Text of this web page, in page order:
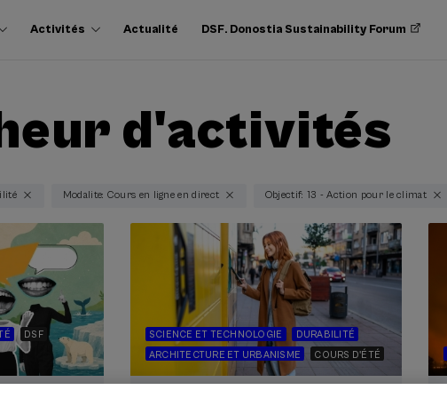
Activités Actualité DSF. Donostia Sustainability Forum
d'activités
Modalite: Cours en ligne en direct Objectif: 13 - Action pour le climat
DSF
SCIENCE ET TECHNOLOGIE
DURABILITÉ
ARCHITECTURE ET URBANISME
COURS D'ÉTÉ